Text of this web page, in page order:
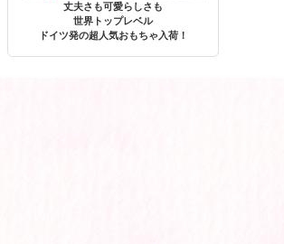
丈夫さも可愛らしさも
世界トップレベル
ドイツ発の超人気おもちゃ入荷！